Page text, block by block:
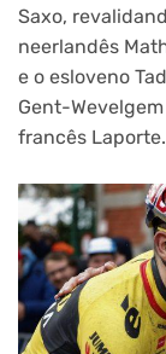
Saxo,
neerlandês
e o esloveno
Gent-
francês Laporte.